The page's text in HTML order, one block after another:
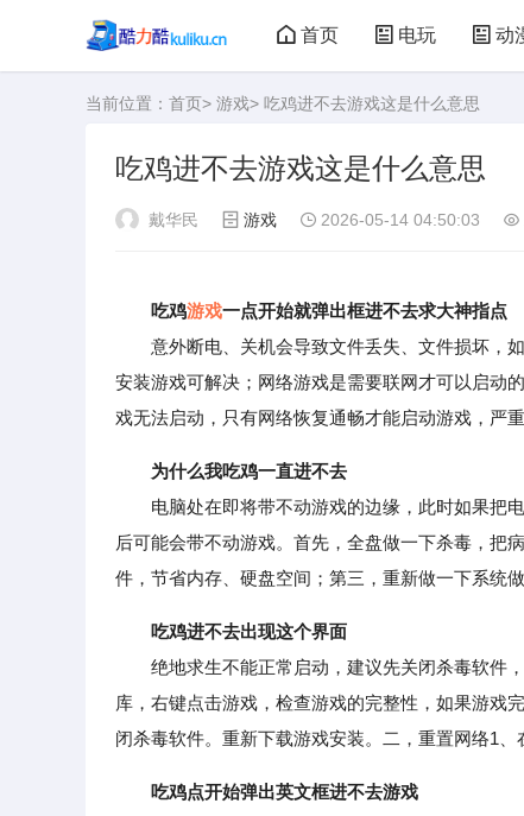
首页 电玩 动
大型游戏 娃娃机
当前位置： 首页> 游戏> 吃鸡进不去游戏这是什么意思
吃鸡进不去游戏这是什么意思
戴华民 游戏 2026-05-14 04:50:03
吃鸡游戏一点开始就弹出框进不去求大神指点
意外断电、关机会导致文件丢失、文件损坏，如
安装游戏可解决；网络游戏是需要联网才可以启动
戏无法启动，只有网络恢复通畅才能启动游戏，严重
为什么我吃鸡一直进不去
电脑处在即将带不动游戏的边缘，此时如果把电
后可能会带不动游戏。首先，全盘做一下杀毒，把
件，节省内存、硬盘空间；第三，重新做一下系统做
吃鸡进不去出现这个界面
绝地求生不能正常启动，建议先关闭杀毒软件，
库，右键点击游戏，检查游戏的完整性，如果游戏
闭杀毒软件。重新下载游戏安装。二，重置网络1、
吃鸡点开始弹出英文框进不去游戏